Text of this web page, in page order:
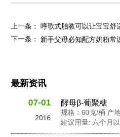
上一条：哼歌式胎教可以让宝宝舒
下一条： 新手父母必知配方奶粉常
最新资讯
07-01
2016
酵母β-葡聚糖
规格：60克/桶 产
建议用量: 六个月
幼儿每天2包,孕妇